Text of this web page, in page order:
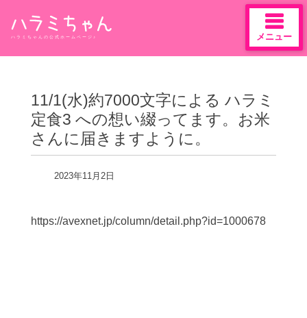
content
ハラミちゃんの公式ホームページ♪ メニュー
11/1(水)約7000文字による ハラミ
定食3 への想い綴ってます。お米
さんに届きますように。
2023年11月2日
https://avexnet.jp/column/detail.php?id=1000678